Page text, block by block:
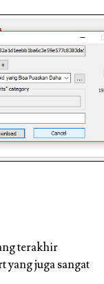
terakhir
yang juga sangat